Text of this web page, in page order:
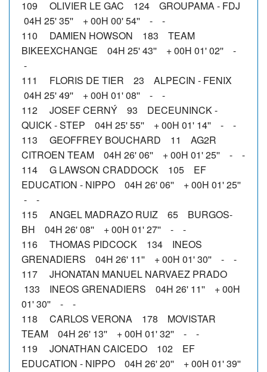
109 OLIVIER LE GAC 124 GROUPAMA - FDJ
04H 25' 35'' + 00H 00' 54'' - -
110 DAMIEN HOWSON 183 TEAM
BIKEEXCHANGE 04H 25' 43'' + 00H 01' 02'' -
-
111 FLORIS DE TIER 23 ALPECIN - FENIX
04H 25' 49'' + 00H 01' 08'' - -
112 JOSEF CERNÝ 93 DECEUNINCK -
QUICK - STEP 04H 25' 55'' + 00H 01' 14'' - -
113 GEOFFREY BOUCHARD 11 AG2R
CITROEN TEAM 04H 26' 06'' + 00H 01' 25'' - -
114 G LAWSON CRADDOCK 105 EF
EDUCATION - NIPPO 04H 26' 06'' + 00H 01' 25''
- -
115 ANGEL MADRAZO RUIZ 65 BURGOS-
BH 04H 26' 08'' + 00H 01' 27'' - -
116 THOMAS PIDCOCK 134 INEOS
GRENADIERS 04H 26' 11'' + 00H 01' 30'' - -
117 JHONATAN MANUEL NARVAEZ PRADO
133 INEOS GRENADIERS 04H 26' 11'' + 00H
01' 30'' - -
118 CARLOS VERONA 178 MOVISTAR
TEAM 04H 26' 13'' + 00H 01' 32'' - -
119 JONATHAN CAICEDO 102 EF
EDUCATION - NIPPO 04H 26' 20'' + 00H 01' 39''